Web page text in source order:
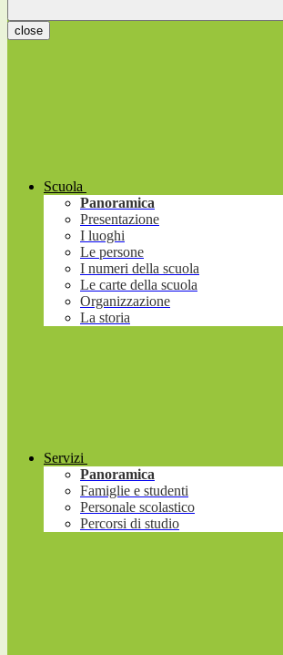
close
Scuola
Panoramica
Presentazione
I luoghi
Le persone
I numeri della scuola
Le carte della scuola
Organizzazione
La storia
Servizi
Panoramica
Famiglie e studenti
Personale scolastico
Percorsi di studio